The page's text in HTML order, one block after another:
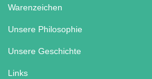
Warenzeichen
Unsere Philosophie
Unsere Geschichte
Links